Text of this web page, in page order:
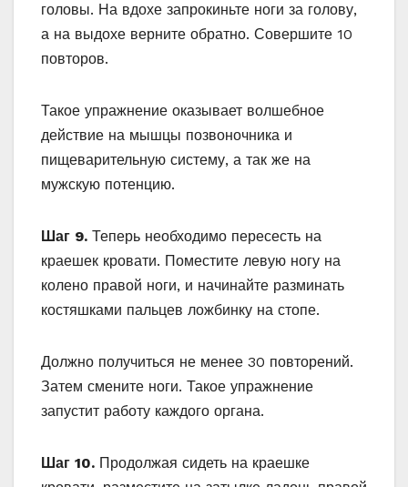
головы. На вдохе запрокиньте ноги за голову,
а на выдохе верните обратно. Совершите 10
повторов.
Такое упражнение оказывает волшебное
действие на мышцы позвоночника и
пищеварительную систему, а так же на
мужскую потенцию.
Шаг 9. Теперь необходимо пересесть на
краешек кровати. Поместите левую ногу на
колено правой ноги, и начинайте разминать
костяшками пальцев ложбинку на стопе.
Должно получиться не менее 30 повторений.
Затем смените ноги. Такое упражнение
запустит работу каждого органа.
Шаг 10. Продолжая сидеть на краешке